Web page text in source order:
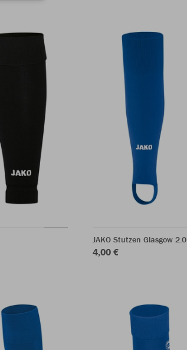
JAKO Stutzen Glasgow 2.0
4,00 €